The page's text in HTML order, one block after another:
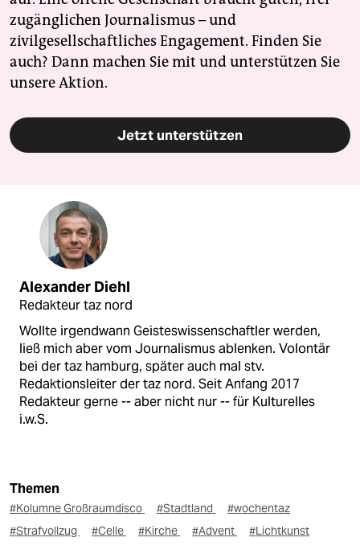
zugänglichen Journalismus – und
zivilgesellschaftliches Engagement. Finden Sie
auch? Dann machen Sie mit und unterstützen Sie
unsere Aktion.
Jetzt unterstützen
Alexander Diehl
Redakteur taz nord
Wollte irgendwann Geisteswissenschaftler werden,
ließ mich aber vom Journalismus ablenken. Volontär
bei der taz hamburg, später auch mal stv.
Redaktionsleiter der taz nord. Seit Anfang 2017
Redakteur gerne -- aber nicht nur -- für Kulturelles
i.w.S.
Themen
#Kolumne Großraumdisco #Stadtland
#wochentaz
#Strafvollzug
#Celle #Kirche #Advent #Lichtkunst